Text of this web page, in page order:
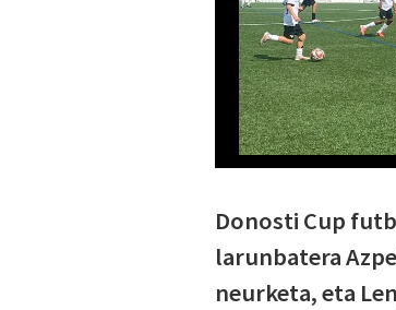
Donosti Cup
larunbatera
neurketa, eta